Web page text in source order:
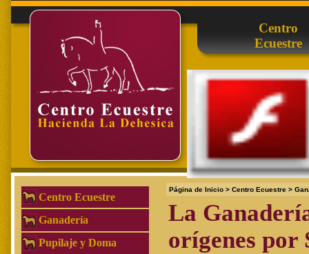
Página de Inicio > Centro Ecuestre >
La
orígenes por
Centro Ecuestre
Ganadería
Pupilaje y Doma
Centro
Ecuestre